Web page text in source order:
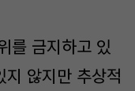
를 금지하고 있
않지만 추상적